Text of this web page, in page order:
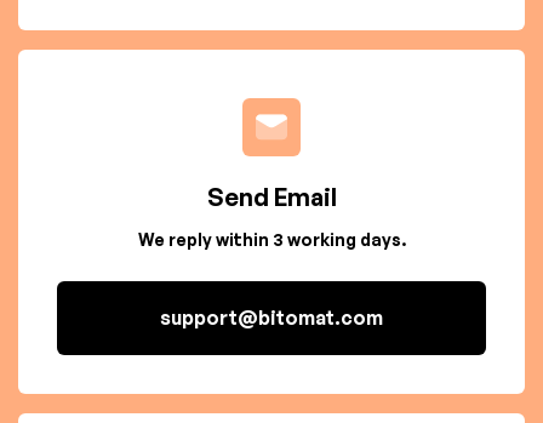
Send Email
We reply within 3 working days.
support@bitomat.com